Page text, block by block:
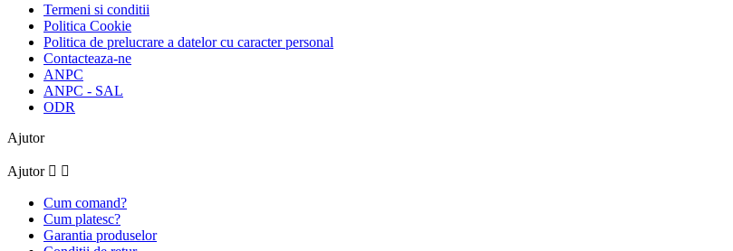
Termeni si conditii
Politica Cookie
Politica de prelucrare a datelor cu caracter personal
Contacteaza-ne
ANPC
ANPC - SAL
ODR
Ajutor
Ajutor  
Cum comand?
Cum platesc?
Garantia produselor